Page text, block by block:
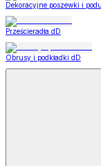
Dekoracyjne poszewki i
Prześcieradła dD
Obrusy i podkładki dD